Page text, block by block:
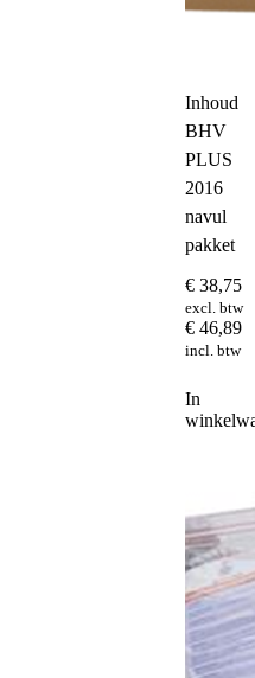
Inhoud
BHV
PLUS
2016
navul
pakket
€ 38,75
excl. btw
€ 46,89
incl. btw
In